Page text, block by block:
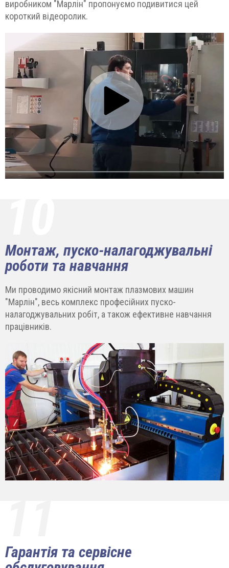
виробником "Марлін" пропонуємо подивитися цей
короткий відеоролик.
Монтаж, пуско-налагоджувальні
роботи та навчання
Ми проводимо якісний монтаж плазмових машин
"Марлін", весь комплекс професійних пуско-
налагоджувальних робіт, а також ефективне навчання
працівників.
Гарантія та сервісне